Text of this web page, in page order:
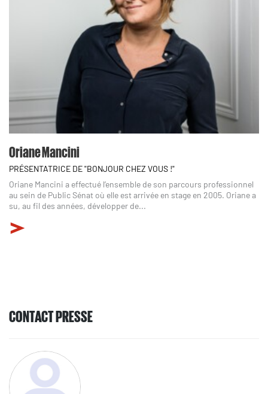
Oriane Mancini
PRÉSENTATRICE DE "BONJOUR CHEZ VOUS !"
Oriane Mancini a effectué l’ensemble de son parcours professionnel
au sein de Public Sénat où elle est arrivée en stage en 2005. Oriane a
su, au fil des années, développer de...
CONTACT PRESSE